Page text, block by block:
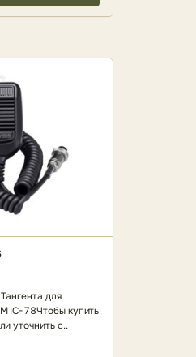
для
IC-78Чтобы купить
уточнить с..